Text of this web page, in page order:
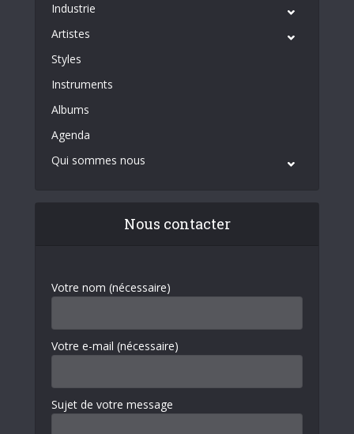
Industrie
Artistes
Styles
Instruments
Albums
Agenda
Qui sommes nous
Nous contacter
Votre nom (nécessaire)
Votre e-mail (nécessaire)
Sujet de votre message